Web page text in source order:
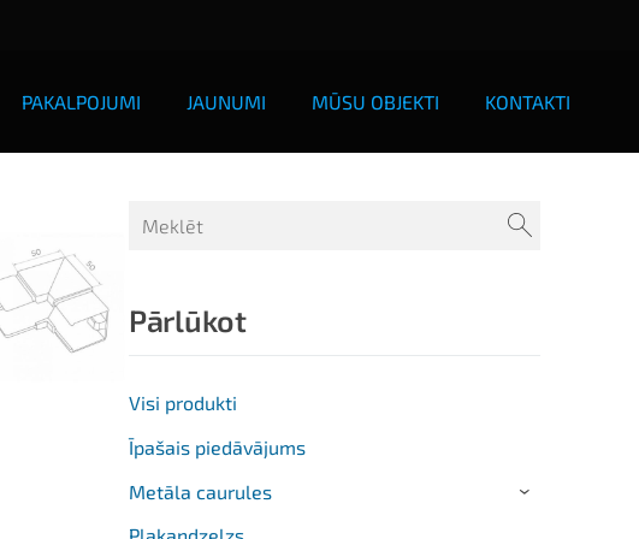
PAKALPOJUMI JAUNUMI MŪSU OBJEKTI KONTAKTI
Pārlūkot
Visi produkti
Īpašais piedāvājums
Metāla caurules
›